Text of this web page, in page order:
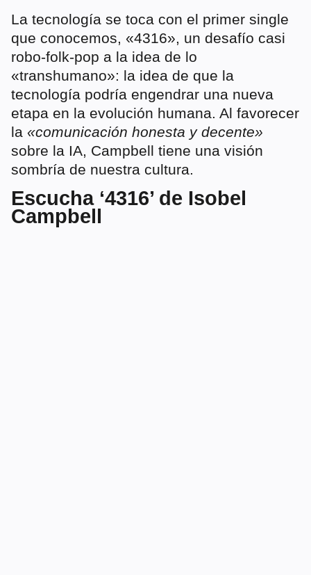
La tecnología se toca con el primer single
que conocemos, «4316», un desafío casi
robo-folk-pop a la idea de lo
«transhumano»: la idea de que la
tecnología podría engendrar una nueva
etapa en la evolución humana. Al favorecer
la «comunicación honesta y decente»
sobre la IA, Campbell tiene una visión
sombría de nuestra cultura.
Escucha ‘4316’ de Isobel
Campbell